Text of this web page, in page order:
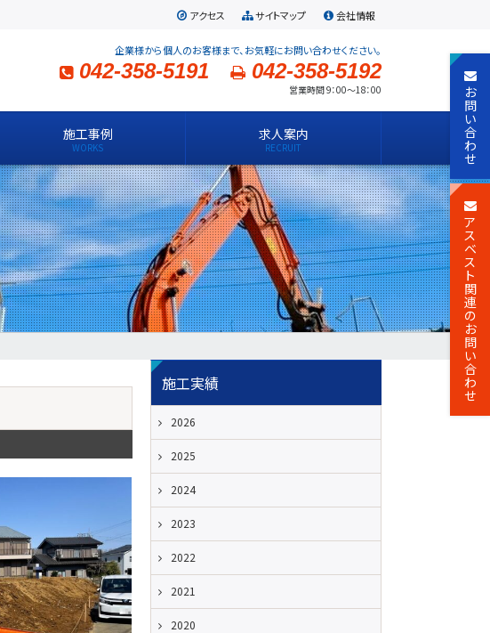
アクセス サイトマップ 会社情報
企業様から個人のお客様まで、お気軽にお問い合わせください。
042-358-5191 042-358-5192
営業時間 9：00～18：00
施工事例 求人案内
施工実績
2026
2025
2024
2023
2022
2021
2020
お
問
い
合
わ
せ
ア
ス
ベ
ス
ト
関
連
の
お
問
い
合
わ
せ